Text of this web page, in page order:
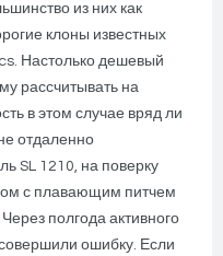
из них как
клоны известных
Настолько дешевый
рассчитывать на
в этом случае вряд ли
отдаленно
SL 1210, на поверку
с плавающим питчем
полгода активного
ошибку. Если